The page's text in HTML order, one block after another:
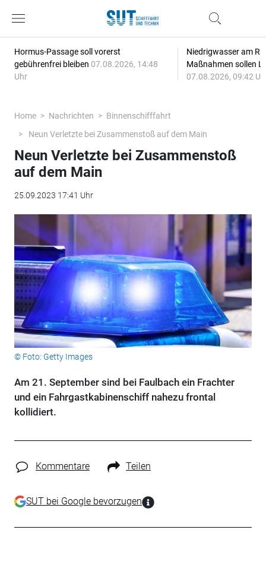
Hormus-Passage soll vorerst
gebührenfrei bleiben 07.08.2026, 14:48
Uhr
Niedrigwasser am
Maßnahmen sollen
07.08.2026, 09:42
Home Nachrichten
Binnenschifffahrt
Neun Verletzte bei Zusammenstoß auf dem Main
Neun Verletzte bei Zusammenstoß
auf dem Main
25.09.2023 17:41 Uhr
© Foto: Getty Images
Am 21. September sind bei Faulbach ein Frachter
und ein Fahrgastkabinenschiff nahezu frontal
kollidiert.
Kommentare Teilen
SUT bei Google bevorzugen